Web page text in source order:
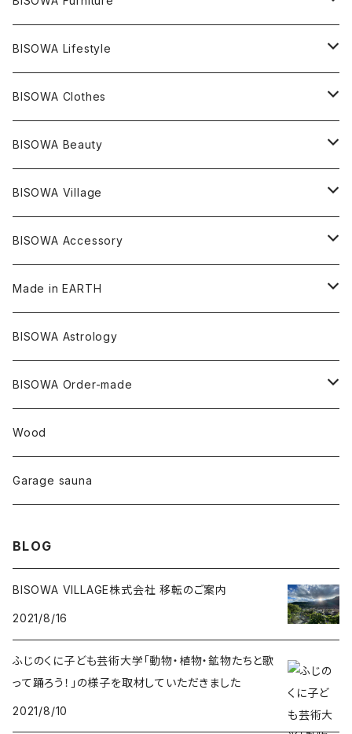
ツインソウル
メタモルフォーゼス
クォーツインクォーツ
アクアマリン
デュモルチェライト
タンザナイト
ムーンストーン
ルチルクォーツ
ハーキマーダイアモンド
ヒマラヤ
ブラジル
中国
アメリカ
絹麻 ~kenma~
宇佐美聖子
Others
ブレスレット
宇佐美聖子
Others
リング
サンキャッチャー
ヘアアクセサリー
イヤリング
キーホルダー
ヘンプ
オーガニックコットン
PANTS
ヘンプ
オーガニックコットン
T-SHIRT
オーガニックコットン
ヘンプコットン
leggings
ヘンプ
オーガニックコットン
Others
ヘンプ
オーガニックコットン
Underwear
のるすく
BISOWA Lifestyle
Music
宇佐美聖子
Niceness Music
浄化アイテム
Cosmic Hemp 麻炭
セージ
オラクルカード
キャンドル
HAZE 和蝋燭
縁キャンドル
陶器
大蝶恵美子
Tomoko Uemura Art 麻炭陶器
Cosmic hemp
YUGEN GLASS
others
foods
能作
BISOWA Clothes
麻
絹
Others
オーガニックコットン
バンブー
オーガニックフリース
BISOWA Beauty
ヘンプオイル
BISOWA Village
Bisowa Club Room
BISOWA Accessory
ヘアゴム
宇佐美聖子
Made in EARTH
Misakubo Japan
碧-AOI-の松葉天然酵母パン
Uwajima Japan
BISOWA Astrology
BISOWA Order-made
∞Seiko Usami∞
Wood
Garage sauna
BLOG
BISOWA VILLAGE株式会社 移転のご案内
2021/8/16
ふじのくに子ども芸術大学「動物・植物・鉱物たちと歌
って踊ろう！」の様子を取材していただきました
2021/8/10